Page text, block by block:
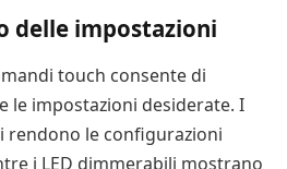
delle impostazioni
touch consente di
le impostazioni desiderate. I
rendono le configurazioni
i LED dimmerabili mostrano